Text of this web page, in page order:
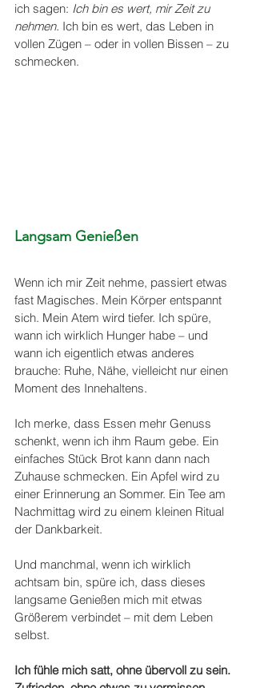
ich sagen: Ich bin es wert, mir Zeit zu
nehmen. Ich bin es wert, das Leben in
vollen Zügen – oder in vollen Bissen – zu
schmecken.
Langsam Genießen
Wenn ich mir Zeit nehme, passiert etwas
fast Magisches. Mein Körper entspannt
sich. Mein Atem wird tiefer. Ich spüre,
wann ich wirklich Hunger habe – und
wann ich eigentlich etwas anderes
brauche: Ruhe, Nähe, vielleicht nur einen
Moment des Innehaltens.
Ich merke, dass Essen mehr Genuss
schenkt, wenn ich ihm Raum gebe. Ein
einfaches Stück Brot kann dann nach
Zuhause schmecken. Ein Apfel wird zu
einer Erinnerung an Sommer. Ein Tee am
Nachmittag wird zu einem kleinen Ritual
der Dankbarkeit.
Und manchmal, wenn ich wirklich
achtsam bin, spüre ich, dass dieses
langsame Genießen mich mit etwas
Größerem verbindet – mit dem Leben
selbst.
Ich fühle mich satt, ohne übervoll zu sein.